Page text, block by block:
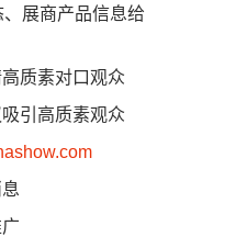
展商产品信息给
质素对口观众
引高质素观众